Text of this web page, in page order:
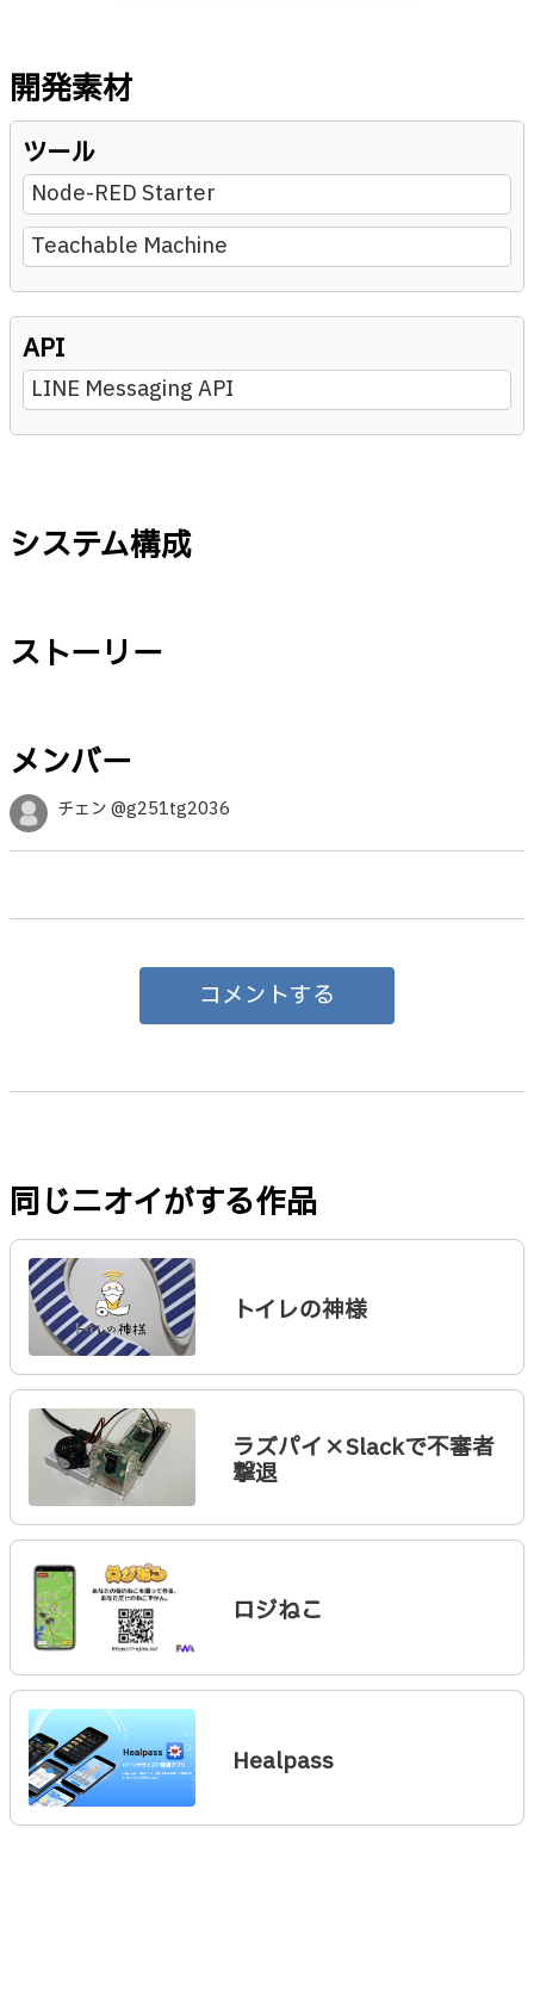
開発素材
ツール
Node-RED Starter
Teachable Machine
API
LINE Messaging API
システム構成
ストーリー
メンバー
チェン @g251tg2036
コメントする
同じニオイがする作品
トイレの神様
ラズパイ×Slackで不審者
撃退
ロジねこ
Healpass